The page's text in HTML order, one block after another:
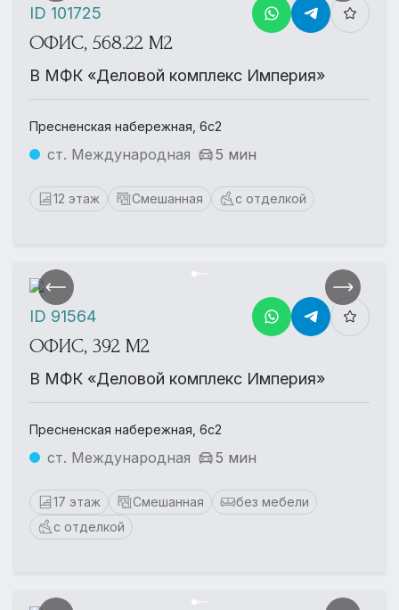
ОФИС, 568.22 М2
В МФК «Деловой комплекс Империя»
Пресненская набережная, 6с2
ст. Международная 5 мин
12 этаж Смешанная с отделкой
ID 101725
ОФИС, 392 М2
В МФК «Деловой комплекс Империя»
Пресненская набережная, 6с2
ст. Международная 5 мин
17 этаж Смешанная
без мебели
с отделкой
ID 91564